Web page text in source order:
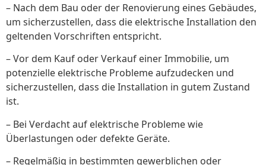
– Nach dem Bau oder der Renovierung eines Gebäudes,
um sicherzustellen, dass die elektrische Installation den
geltenden Vorschriften entspricht.
– Vor dem Kauf oder Verkauf einer Immobilie, um
potenzielle elektrische Probleme aufzudecken und
sicherzustellen, dass die Installation in gutem Zustand
ist.
– Bei Verdacht auf elektrische Probleme wie
Überlastungen oder defekte Geräte.
– Regelmäßig in bestimmten gewerblichen oder